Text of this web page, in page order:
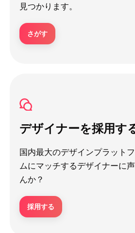
見つかります。
さがす
デザイナーを採用す
国内最大のデザインプラット
ムにマッチするデザイナーに
んか？
採用する